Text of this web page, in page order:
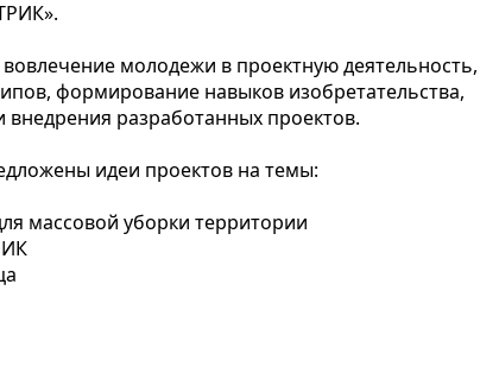
вовлечение молодежи в проектную деятельность,
формирование навыков изобретательства,
разработанных проектов.
идеи проектов на темы:
массовой уборки территории